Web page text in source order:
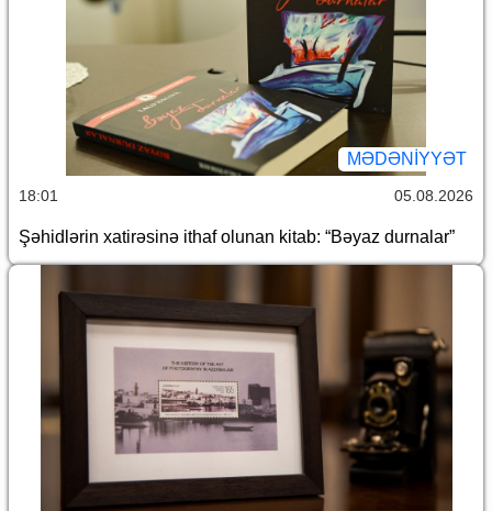
MƏDƏNIYYƏT
18:01 05.08.2026
Şəhidlərin xatirəsinə ithaf olunan kitab: “Bəyaz durnalar”